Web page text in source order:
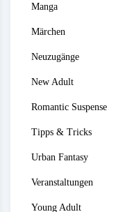
Manga
Märchen
Neuzugänge
New Adult
Romantic Suspense
Tipps & Tricks
Urban Fantasy
Veranstaltungen
Young Adult